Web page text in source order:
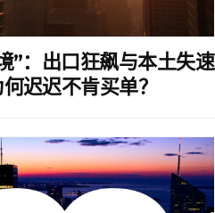
”：出口狂飙与本土失速
迟迟不肯买单？